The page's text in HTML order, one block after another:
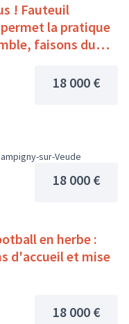
! Fauteuil
faisons du
18 000 €
sur-Veude
18 000 €
en herbe :
d'accueil et mise
18 000 €